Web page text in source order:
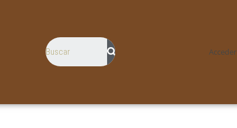
Acceder